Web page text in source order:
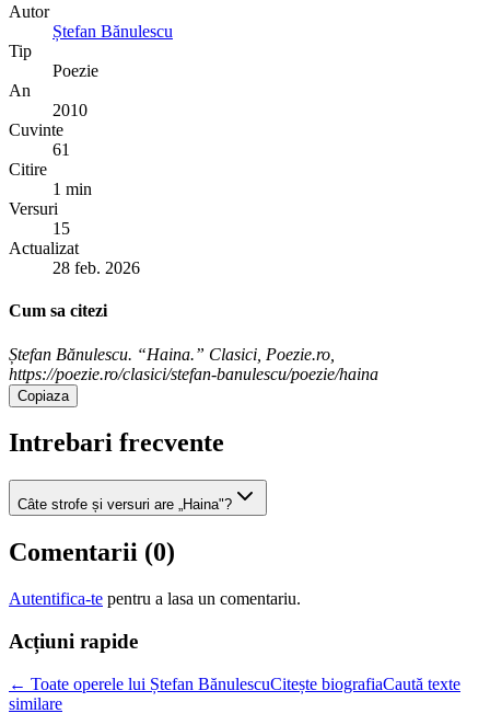
Autor
Ștefan Bănulescu
Tip
Poezie
An
2010
Cuvinte
61
Citire
1 min
Versuri
15
Actualizat
28 feb. 2026
Cum sa citezi
Ștefan Bănulescu. “Haina.” Clasici, Poezie.ro,
https://poezie.ro/clasici/stefan-banulescu/poezie/haina
Copiaza
Intrebari frecvente
Câte strofe și versuri are „Haina"?
Comentarii (0)
Autentifica-te pentru a lasa un comentariu.
Acțiuni rapide
← Toate operele lui Ștefan BănulescuCitește biografiaCaută texte
similare